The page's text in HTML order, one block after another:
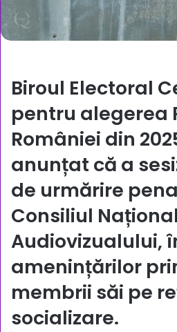
Biroul Electoral
pentru alegerea
României din
anunțat că a
de urmărire
Consiliul
Audiovizualului,
amenințărilor
membrii săi pe
socializare.